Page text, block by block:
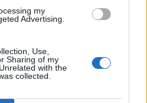
my
Advertising.
Use,
Sharing of my
with the
collected.
de nivel 26792
de nivel 26793
de nivel 26794
de nivel 26795
de nivel 26796
de nivel 26797